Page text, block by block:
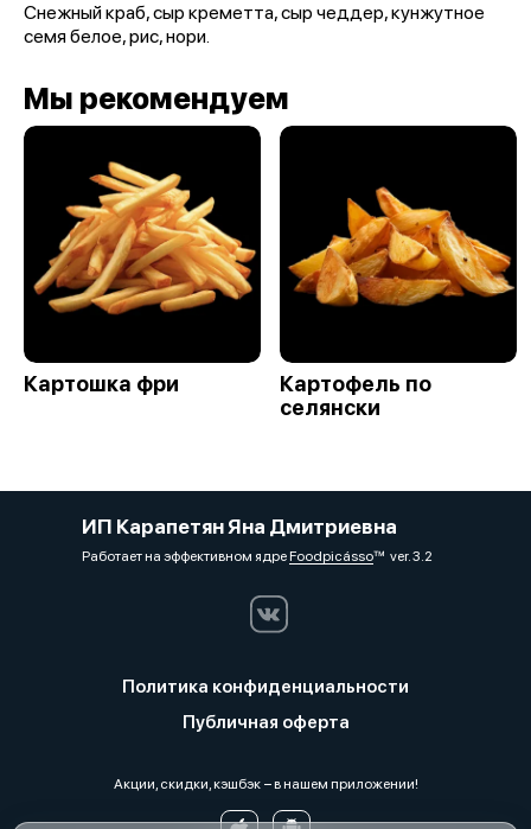
Снежный краб, сыр креметта, сыр чеддер, кунжутное
семя белое, рис, нори.
Мы рекомендуем
Картошка фри
Картофель по
селянски
ИП Карапетян Яна Дмитриевна
Работает на эффективном ядреFoodpicássover. 3.2
Политика конфиденциальности
Публичная оферта
Акции, скидки, кэшбэк − в нашем приложении!